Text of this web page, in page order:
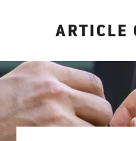
ALLO,
BOÎTE À OUTILS
ARTICLE